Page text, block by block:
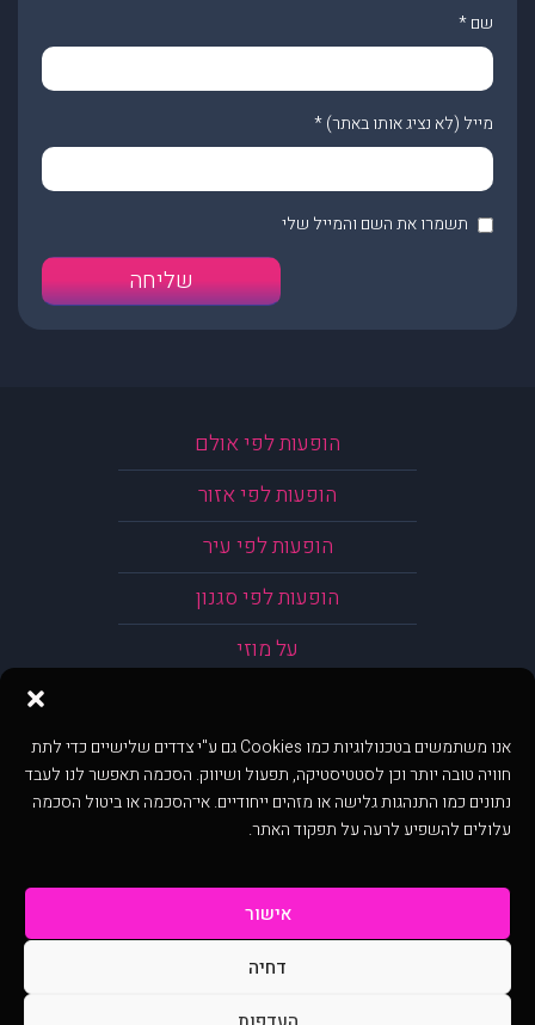
אנו משתמשים בטכנולוגיות כמו Cookies גם ע"י צדדים שלישיים כדי לתת
חוויה טובה יותר וכן לסטטיסטיקה, תפעול ושיווק. הסכמה תאפשר לנו לעבד
נתונים כמו התנהגות גלישה או מזהים ייחודיים. אי־הסכמה או ביטול הסכמה
עלולים להשפיע לרעה על תפקוד האתר.
אישור
דחיה
שם*
מייל (לא נציג אותו באתר)*
תשמרו את השם והמייל שלי
הופעות לפי אולם
הופעות לפי אזור
הופעות לפי עיר
הופעות לפי סגנון
על מוזי